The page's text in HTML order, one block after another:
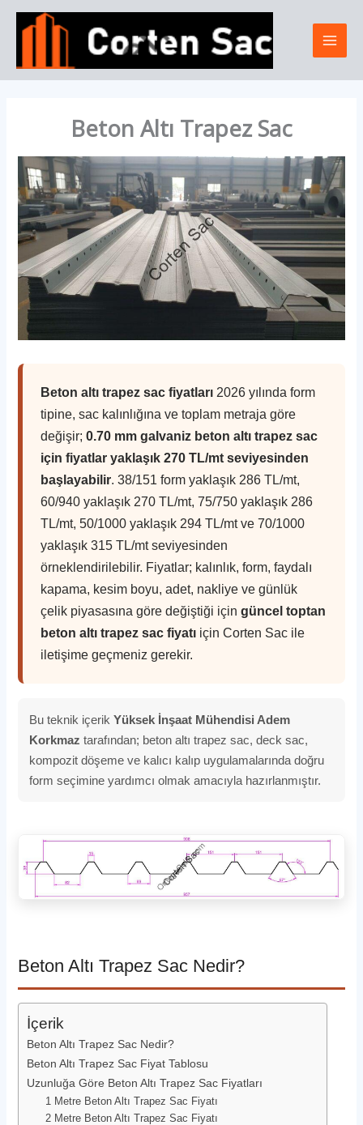
İçeriğe
Beton Altı Trapez Sac
Beton altı trapez sac fiyatları 2026 yılında form
tipine, sac kalınlığına ve toplam metraja göre
değişir;0.70 mm galvaniz beton altı trapez sac
için fiyatlar yaklaşık 270 TL/mt seviyesinden
başlayabilir. 38/151 form yaklaşık 286 TL/mt,
60/940 yaklaşık 270 TL/mt, 75/750 yaklaşık 286
TL/mt, 50/1000 yaklaşık 294 TL/mt ve 70/1000
yaklaşık 315 TL/mt seviyesinden
örneklendirilebilir. Fiyatlar; kalınlık, form, faydalı
kapama, kesim boyu, adet, nakliye ve günlük
çelik piyasasına göre değiştiği içingüncel toptan
beton altı trapez sac fiyatı için Corten Sac ile
iletişime geçmeniz gerekir.
Bu teknik içerikYüksek İnşaat Mühendisi Adem
Korkmaz tarafından; beton altı trapez sac, deck sac,
kompozit döşeme ve kalıcı kalıp uygulamalarında doğru
form seçimine yardımcı olmak amacıyla hazırlanmıştır.
Beton Altı Trapez Sac Nedir?
İçerik
Beton Altı Trapez Sac Nedir?
Beton Altı Trapez Sac Fiyat Tablosu
Uzunluğa Göre Beton Altı Trapez Sac Fiyatları
1 Metre Beton Altı Trapez Sac Fiyatı
2 Metre Beton Altı Trapez Sac Fiyatı